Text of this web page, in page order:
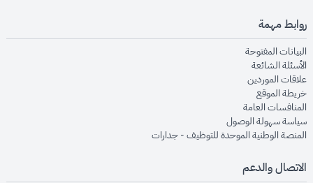
روابط مهمة
البيانات المفتوحةopens in new window
الأسئلة الشائعةopens in new window
علاقات الموردينopens in new window
خريطة الموقعopens in new window
المنافسات العامةopens in new window
سياسة سهولة الوصولopens in new window
المنصة الوطنية الموحدة للتوظيف - جداراتopens in new window
الاتصال والدعم